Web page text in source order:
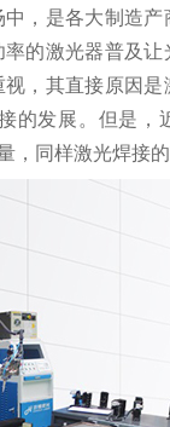
，是各大制造
的激光器普及
，其直接原因是
的发展。但是，
同样激光焊接的